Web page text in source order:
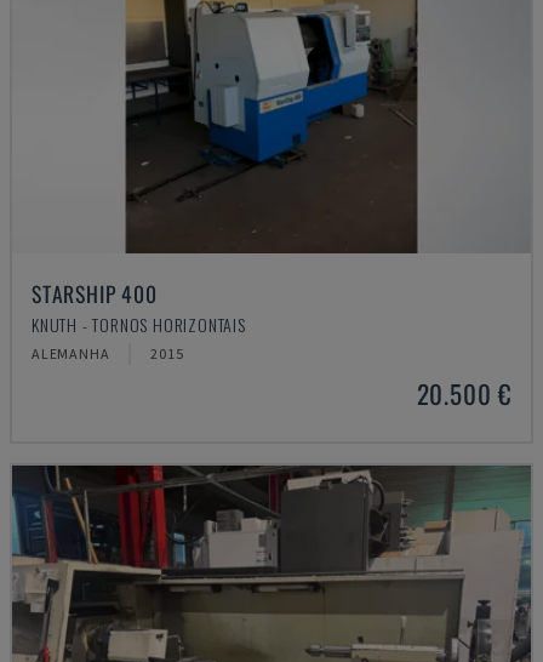
STARSHIP 400
KNUTH - TORNOS HORIZONTAIS
ALEMANHA 2015
20.500 €